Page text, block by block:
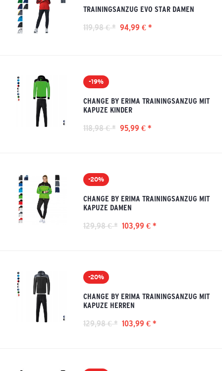
TRAININGSANZUG EVO STAR DAMEN
119,98 € * 94,99 € *
-19%
CHANGE BY ERIMA TRAININGSANZUG MIT
KAPUZE KINDER
118,98 € * 95,99 € *
-20%
CHANGE BY ERIMA TRAININGSANZUG MIT
KAPUZE DAMEN
129,98 € * 103,99 € *
-20%
CHANGE BY ERIMA TRAININGSANZUG MIT
KAPUZE HERREN
129,98 € * 103,99 € *